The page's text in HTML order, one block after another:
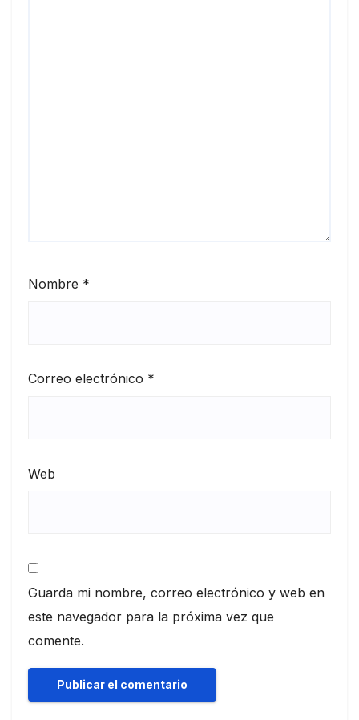
Nombre *
Correo electrónico *
Web
Guarda mi nombre, correo electrónico y web en
este navegador para la próxima vez que
comente.